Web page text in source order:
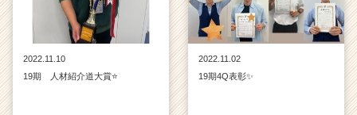
2022.11.10
19期 人材紹介道大賞⭐
2022.11.02
19期4Q表彰✨